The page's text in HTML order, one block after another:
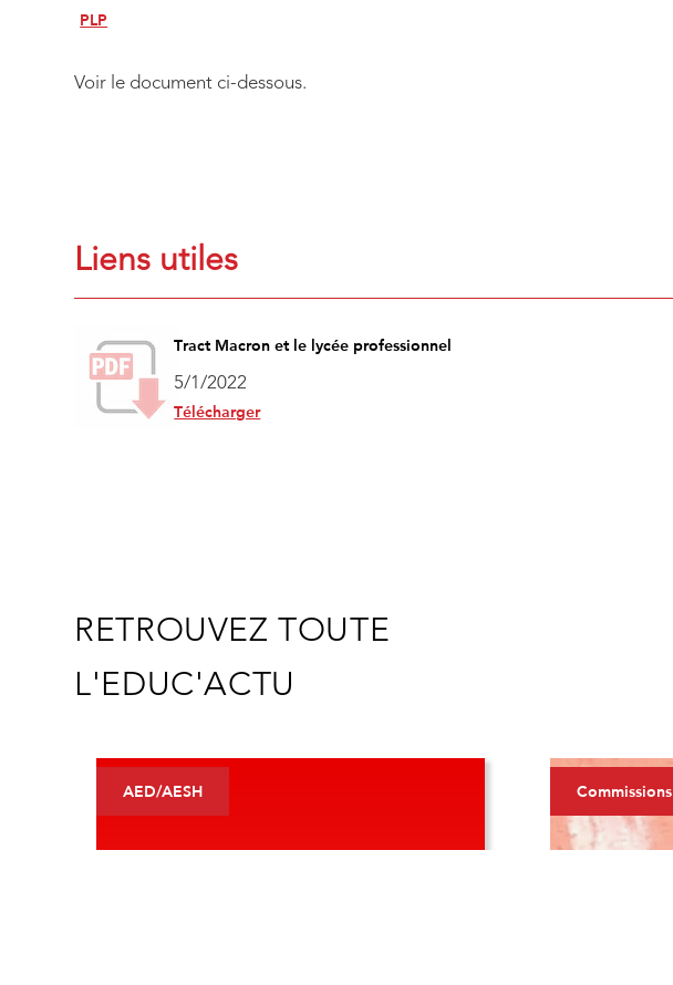
PLP
Voir le document ci-dessous.
Liens utiles
Tract Macron et le lycée professionnel
5/1/2022
Télécharger
RETROUVEZ TOUTE
L'EDUC'ACTU
AED/AESH Commissions